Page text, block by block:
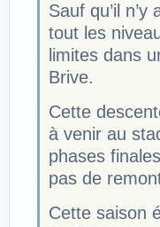
Sauf qu’il n’y
tout les
limites dans
Brive.
Cette
à venir au
phases
pas de
Cette saison